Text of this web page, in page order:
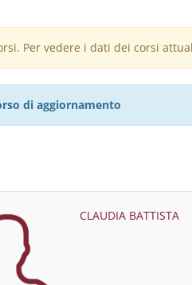
Per vedere i dati dei corsi
di aggiornamento
CLAUDIA BATTISTA